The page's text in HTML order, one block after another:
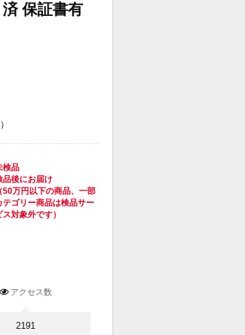
保証書有
検品
品後にお届け
（50万円以下の商品、一部
テゴリー商品は検品サー
ス対象外です）
アクセス数
2191